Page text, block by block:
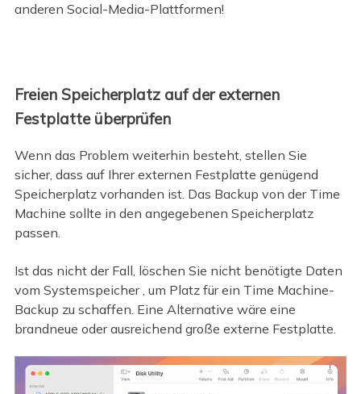
anderen Social-Media-Plattformen!
Freien Speicherplatz auf der externen
Festplatte überprüfen
Wenn das Problem weiterhin besteht, stellen Sie
sicher, dass auf Ihrer externen Festplatte genügend
Speicherplatz vorhanden ist. Das Backup von der Time
Machine sollte in den angegebenen Speicherplatz
passen.
Ist das nicht der Fall, löschen Sie nicht benötigte Daten
vom Systemspeicher , um Platz für ein Time Machine-
Backup zu schaffen. Eine Alternative wäre eine
brandneue oder ausreichend große externe Festplatte.